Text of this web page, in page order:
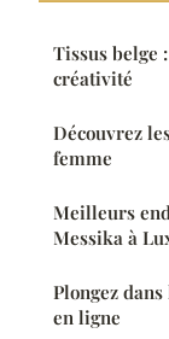
Tissus belge
créativité
Découvrez
femme
Meilleurs
Messika à
Plongez
en ligne